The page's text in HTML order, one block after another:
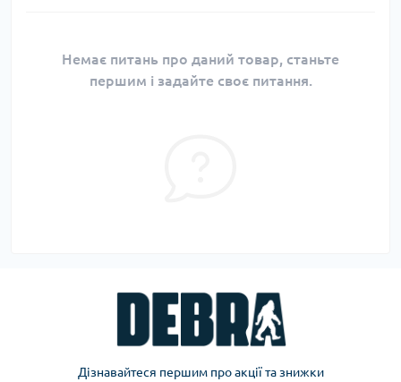
Немає питань про даний товар, станьте
першим і задайте своє питання.
Дізнавайтеся першим про акції та знижки